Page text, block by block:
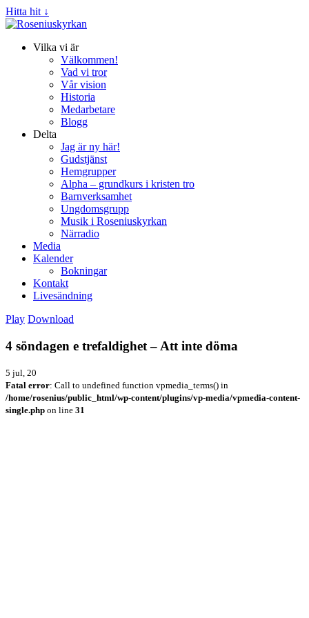
Hitta hit ↓
Vilka vi är
Välkommen!
Vad vi tror
Vår vision
Historia
Medarbetare
Blogg
Delta
Jag är ny här!
Gudstjänst
Hemgrupper
Alpha – grundkurs i kristen tro
Barnverksamhet
Ungdomsgrupp
Musik i Roseniuskyrkan
Närradio
Media
Kalender
Bokningar
Kontakt
Livesändning
Play Download
4 söndagen e trefaldighet – Att inte döma
5 jul, 20
Fatal error: Call to undefined function vpmedia_terms() in
/home/rosenius/public_html/wp-content/plugins/vp-media/vpmedia-content-
single.php on line 31